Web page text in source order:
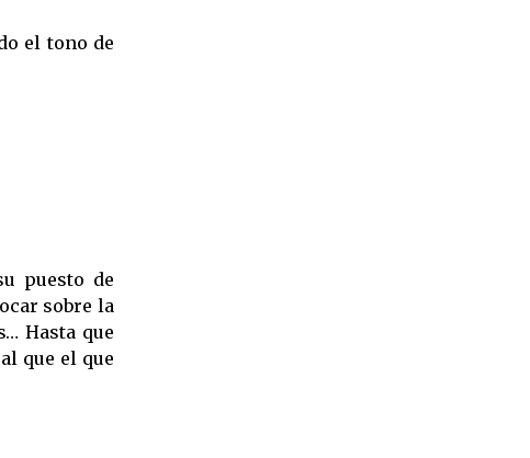
el tono de
puesto de
sobre la
Hasta que
que el que